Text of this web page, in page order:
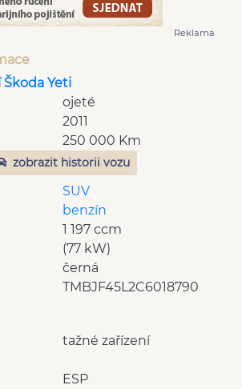
Reklama
Yeti
ojeté
2011
250 000 Km
zobrazit historii vozu
SUV
benzín
1 197 ccm
(77 kW)
černá
TMBJF45L2C6018790
tažné zařízení
ESP